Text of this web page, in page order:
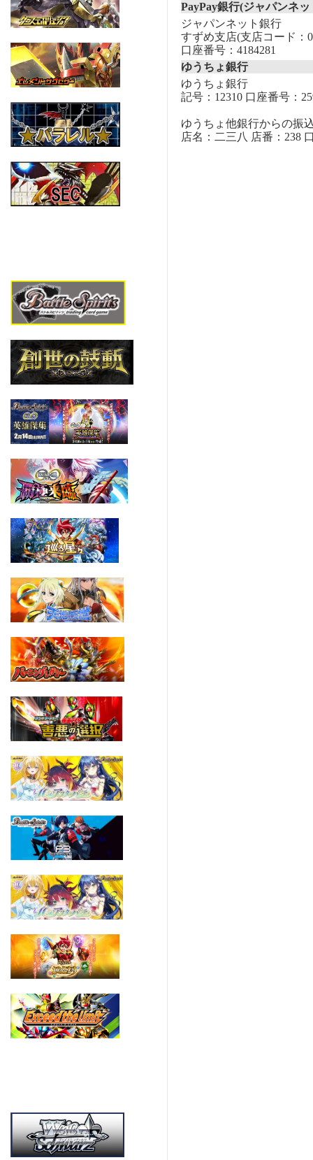
PayPay銀行(ジャパンネ
ジャパンネット銀行
すずめ支店(支店コード：
口座番号：4184281
ゆうちょ銀行
ゆうちょ銀行
記号：12310 口座番号：
ゆうちょ他銀行からの振
店名：二三八 店番：238